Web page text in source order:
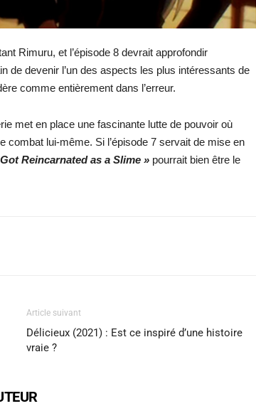
Rimuru, et l’épisode 8 devrait approfondir
de devenir l’un des aspects les plus intéressants de
comme entièrement dans l’erreur.
met en place une fascinante lutte de pouvoir où
combat lui-même. Si l’épisode 7 servait de mise en
Reincarnated as a Slime » pourrait bien être le
Article suivant
Délicieux (2021) : Est ce inspiré d’une histoire
vraie ?